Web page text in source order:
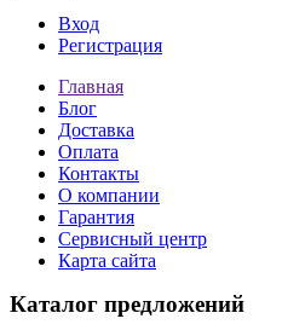
Вход
Регистрация
Главная
Блог
Доставка
Оплата
Контакты
О компании
Гарантия
Сервисный центр
Карта сайта
Каталог предложений